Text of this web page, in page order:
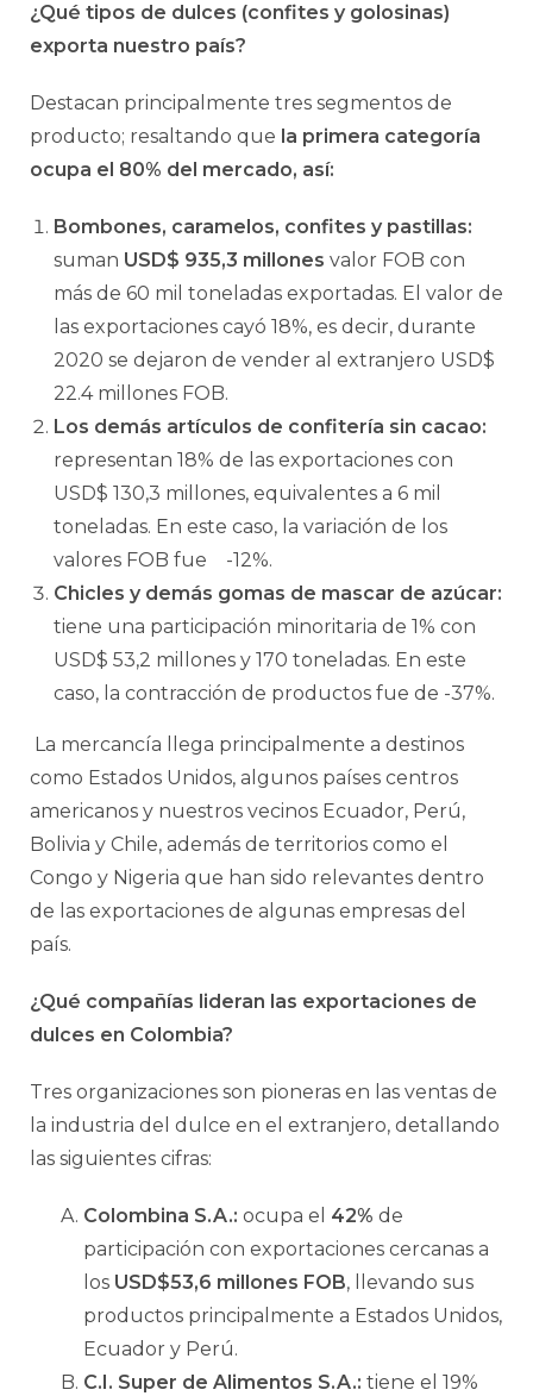
¿Qué tipos de dulces (confites y golosinas)
exporta nuestro país?
Destacan principalmente tres segmentos de
producto; resaltando que la primera categoría
ocupa el 80% del mercado, así:
Bombones, caramelos, confites y pastillas:
suman USD$ 935,3 millones valor FOB con
más de 60 mil toneladas exportadas. El valor de
las exportaciones cayó 18%, es decir, durante
2020 se dejaron de vender al extranjero USD$
22.4 millones FOB.
Los demás artículos de confitería sin cacao:
representan 18% de las exportaciones con
USD$ 130,3 millones, equivalentes a 6 mil
toneladas. En este caso, la variación de los
valores FOB fue -12%.
Chicles y demás gomas de mascar de azúcar:
tiene una participación minoritaria de 1% con
USD$ 53,2 millones y 170 toneladas. En este
caso, la contracción de productos fue de -37%.
La mercancía llega principalmente a destinos
como Estados Unidos, algunos países centros
americanos y nuestros vecinos Ecuador, Perú,
Bolivia y Chile, además de territorios como el
Congo y Nigeria que han sido relevantes dentro
de las exportaciones de algunas empresas del
país.
¿Qué compañías lideran las exportaciones de
dulces en Colombia?
Tres organizaciones son pioneras en las ventas de
la industria del dulce en el extranjero, detallando
las siguientes cifras:
Colombina S.A.: ocupa el 42% de
participación con exportaciones cercanas a
los USD$53,6 millones FOB, llevando sus
productos principalmente a Estados Unidos,
Ecuador y Perú.
C.I. Super de Alimentos S.A.: tiene el 19%